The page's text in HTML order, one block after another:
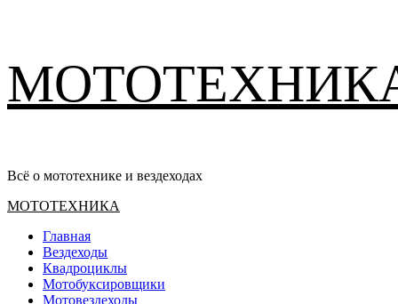
содержимому
Всё о мототехнике и вездеходах
Основное
МОТОТЕХНИКА
Главная
Вездеходы
Квадроциклы
Мотобуксировщики
Мотовездеходы